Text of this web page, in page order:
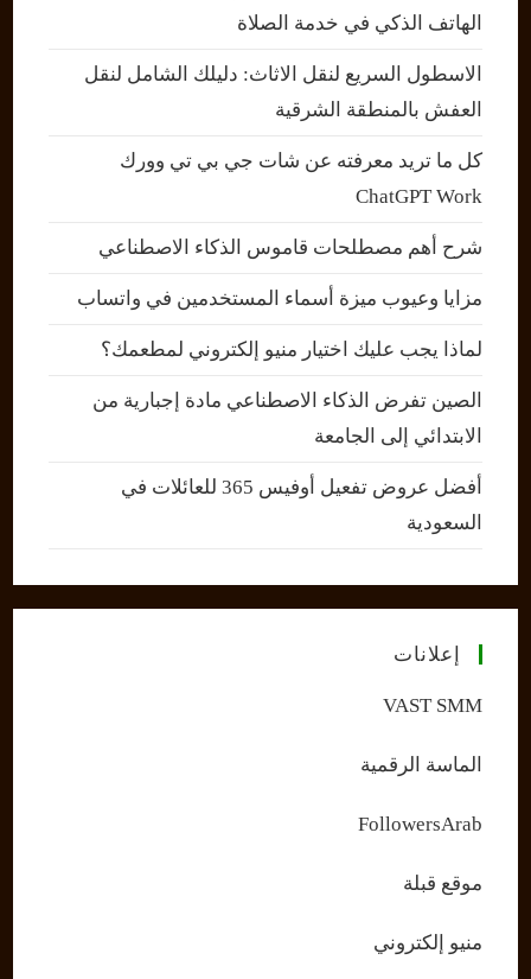
الهاتف الذكي في خدمة الصلاة
الاسطول السريع لنقل الاثاث: دليلك الشامل لنقل
العفش بالمنطقة الشرقية
كل ما تريد معرفته عن شات جي بي تي وورك
ChatGPT Work
شرح أهم مصطلحات قاموس الذكاء الاصطناعي
مزايا وعيوب ميزة أسماء المستخدمين في واتساب
لماذا يجب عليك اختيار منيو إلكتروني لمطعمك؟
الصين تفرض الذكاء الاصطناعي مادة إجبارية من
الابتدائي إلى الجامعة
أفضل عروض تفعيل أوفيس 365 للعائلات في
السعودية
إعلانات
VAST SMM
الماسة الرقمية
FollowersArab
موقع قبلة
منيو إلكتروني